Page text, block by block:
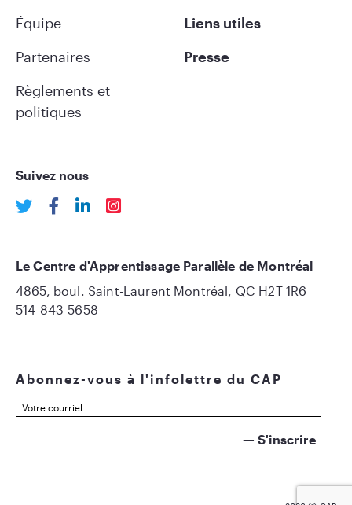
Équipe
Partenaires
Règlements et
politiques
Liens utiles
Presse
Suivez nous
Abonnez-vous à l'infolettre du CAP
Le Centre d'Apprentissage Parallèle de Montréal
4865, boul. Saint-Laurent Montréal, QC H2T 1R6
514-843-5658